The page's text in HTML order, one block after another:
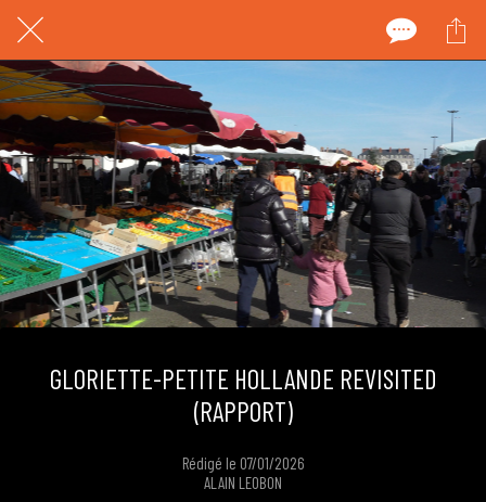
GLORIETTE-PETITE HOLLANDE REVISITED
(RAPPORT)
Rédigé le 07/01/2026
ALAIN LEOBON